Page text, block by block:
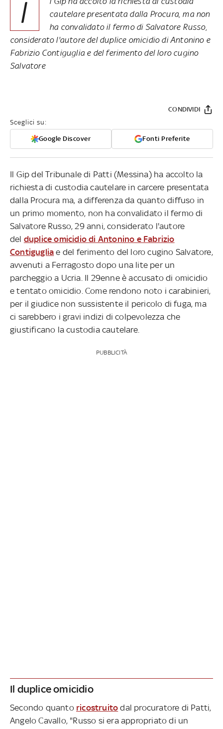
I
cautelare presentata dalla Procura, ma non
ha convalidato il fermo di Salvatore Russo,
considerato l'autore del duplice omicidio di Antonino e
Fabrizio Contiguglia e del ferimento del loro cugino
Salvatore
Sceglici su:
Google Discover Fonti Preferite
CONDIVIDI
Il Gip del Tribunale di Patti (Messina) ha accolto la
richiesta di custodia cautelare in carcere presentata
dalla Procura ma, a differenza da quanto diffuso in
un primo momento, non ha convalidato il fermo di
Salvatore Russo, 29 anni, considerato l'autore
del duplice omicidio di Antonino e Fabrizio
Contiguglia e del ferimento del loro cugino Salvatore,
avvenuti a Ferragosto dopo una lite per un
parcheggio a Ucria. Il 29enne è accusato di omicidio
e tentato omicidio. Come rendono noto i carabinieri,
per il giudice non sussistente il pericolo di fuga, ma
ci sarebbero i gravi indizi di colpevolezza che
giustificano la custodia cautelare.
PUBBLICITÀ
Il duplice omicidio
Secondo quanto ricostruito dal procuratore di Patti,
Angelo Cavallo, "Russo si era appropriato di un